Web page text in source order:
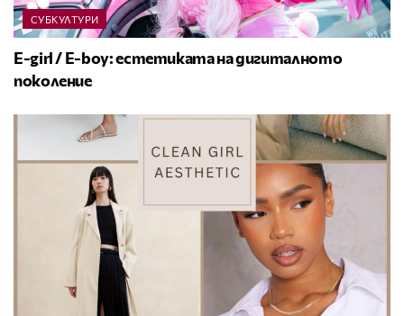
СУБКУЛТУРИ
E-girl / E-boy: естетиката на дигиталното
поколение